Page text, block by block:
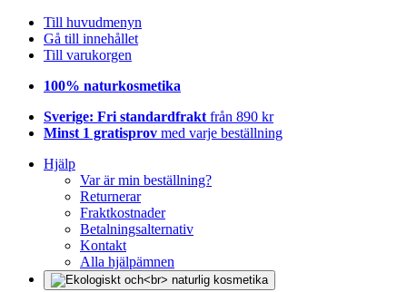
Till huvudmenyn
Gå till innehållet
Till varukorgen
100% naturkosmetika
Sverige: Fri standardfrakt från 890 kr
Minst 1 gratisprov med varje beställning
Hjälp
Var är min beställning?
Returnerar
Fraktkostnader
Betalningsalternativ
Kontakt
Alla hjälpämnen